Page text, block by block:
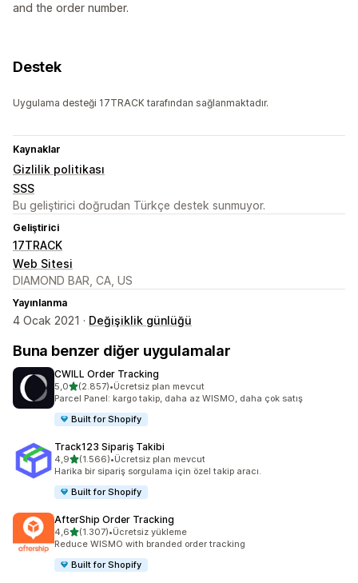
and the order number.
Destek
Uygulama desteği 17TRACK tarafından sağlanmaktadır.
Kaynaklar
Gizlilik politikası
SSS
Bu geliştirici doğrudan Türkçe destek sunmuyor.
Geliştirici
17TRACK
Web Sitesi
DIAMOND BAR, CA, US
Yayınlanma
4 Ocak 2021 · Değişiklik günlüğü
Buna benzer diğer uygulamalar
CWILL Order Tracking
5,05 yıldız üzerinden
(2.857)
toplam 2857 değerlendirme
•Ücretsiz plan mevcut
Parcel Panel: kargo takip, daha az WISMO, daha çok satış
Built for Shopify
Track123 Sipariş Takibi
4,95 yıldız üzerinden
(1.566)
toplam 1566 değerlendirme
•Ücretsiz plan mevcut
Harika bir sipariş sorgulama için özel takip aracı.
Built for Shopify
AfterShip Order Tracking
4,65 yıldız üzerinden
(1.307)
toplam 1307 değerlendirme
•Ücretsiz yükleme
Reduce WISMO with branded order tracking
Built for Shopify